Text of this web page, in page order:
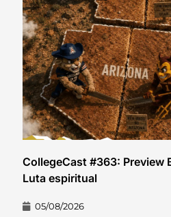
CollegeCast #363: Preview
Luta espiritual
05/08/2026